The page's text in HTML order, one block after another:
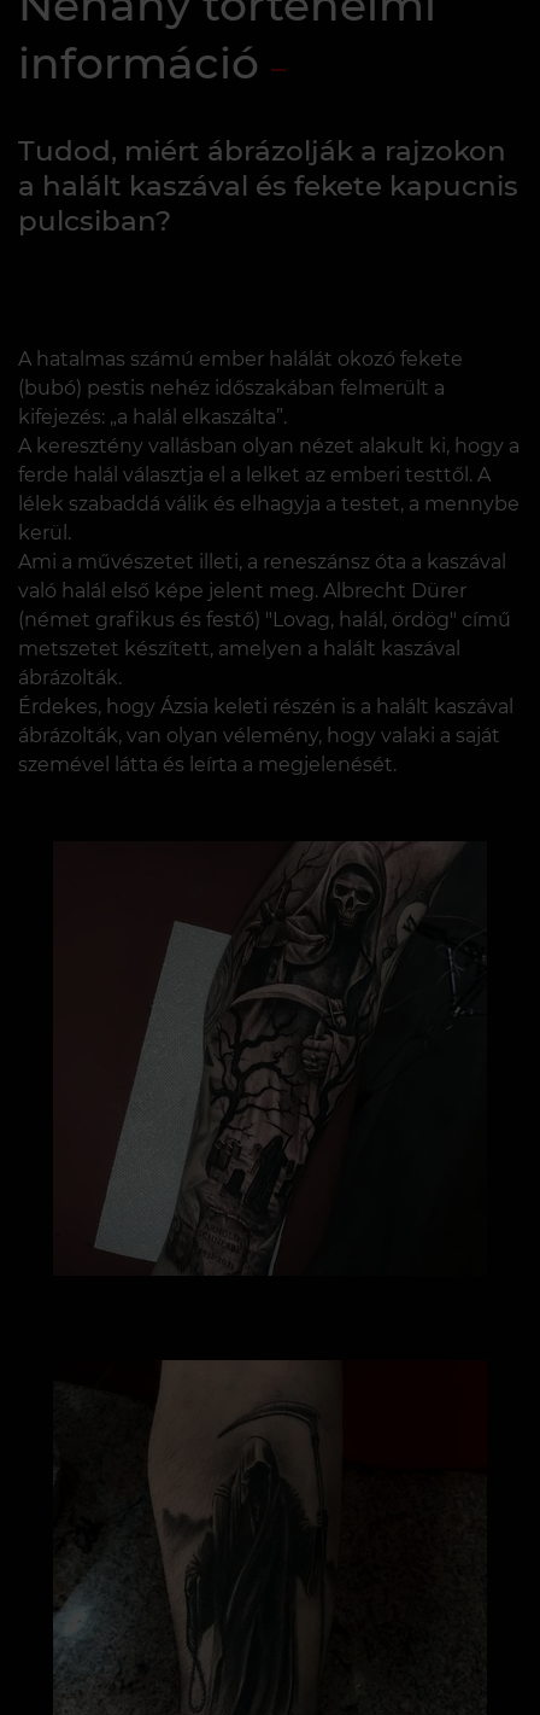
információ
Tudod, miért ábrázolják a rajzokon
a halált kaszával és fekete kapucnis
pulcsiban?
A hatalmas számú ember halálát okozó fekete
(bubó) pestis nehéz időszakában felmerült a
kifejezés: „a halál elkaszálta”.
A keresztény vallásban olyan nézet alakult ki, hogy a
ferde halál választja el a lelket az emberi testtől. A
lélek szabaddá válik és elhagyja a testet, a mennybe
kerül.
Ami a művészetet illeti, a reneszánsz óta a kaszával
való halál első képe jelent meg. Albrecht Dürer
(német grafikus és festő) "Lovag, halál, ördög" című
metszetet készített, amelyen a halált kaszával
ábrázolták.
Érdekes, hogy Ázsia keleti részén is a halált kaszával
ábrázolták, van olyan vélemény, hogy valaki a saját
szemével látta és leírta a megjelenését.